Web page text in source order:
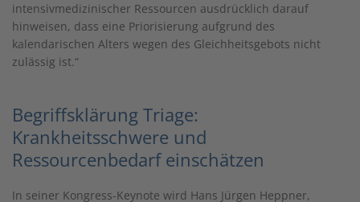
intensivmedizinischer Ressourcen ausdrücklich darauf
hinweisen, dass eine Priorisierung aufgrund des
kalendarischen Alters wegen des Gleichheitsgebots nicht
zulässig ist.“
Begriffsklärung Triage:
Krankheitsschwere und
Ressourcenbedarf einschätzen
In seiner Kongress-Keynote wird Hans Jürgen Heppner,